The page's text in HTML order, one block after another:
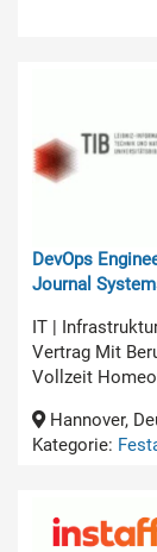
DevOps
Journal
IT |
Vertrag Mit
Vollzeit
Hannover,
Kategorie: